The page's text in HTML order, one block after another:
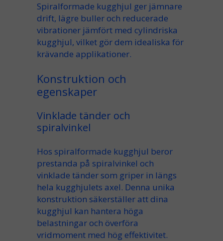
Spiralformade kugghjul ger jämnare
drift, lägre buller och reducerade
vibrationer jämfört med cylindriska
kugghjul, vilket gör dem idealiska för
krävande applikationer.
Konstruktion och
egenskaper
Vinklade tänder och
spiralvinkel
Hos spiralformade kugghjul beror
prestanda på spiralvinkel och
vinklade tänder som griper in längs
hela kugghjulets axel. Denna unika
konstruktion säkerställer att dina
kugghjul kan hantera höga
belastningaroch överföra
vridmoment med hög effektivitet.